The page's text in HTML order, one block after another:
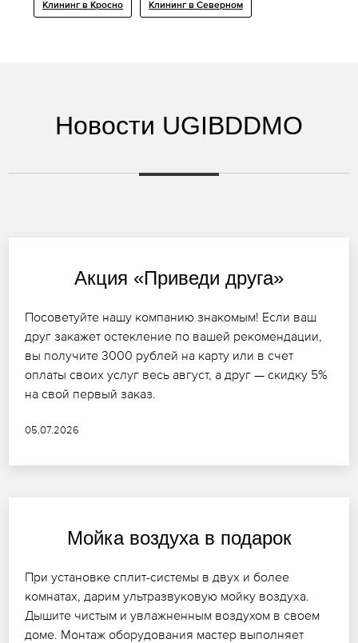
Клининг в Кросно Клининг в Северном
Новости UGIBDDMO
Акция «Приведи друга»
Посоветуйте нашу компанию знакомым! Если ваш
друг закажет остекление по вашей рекомендации,
вы получите 3000 рублей на карту или в счет
оплаты своих услуг весь август, а друг — скидку 5%
на свой первый заказ.
05.07.2026
Мойка воздуха в подарок
При установке сплит-системы в двух и более
комнатах, дарим ультразвуковую мойку воздуха.
Дышите чистым и увлажненным воздухом в своем
доме. Монтаж оборудования мастер выполняет